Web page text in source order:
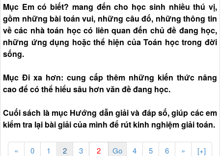
Mục Em có biết? mang đến cho học sinh nhiều thú vị,
gồm những bài toán vui, những câu đố, những thông tin
về các nhà toán học có liên quan đến chủ đề đang học,
những ứng dụng hoặc thể hiện của Toán học trong đời
sống.
Mục Đi xa hơn: cung cấp thêm những kiến thức nâng
cao để có thể hiểu sâu hơn văn đề đang học.
Cuối sách là mục Hướng dẫn giải và đáp số, giúp các em
kiểm tra lại bài giải của mình để rút kinh nghiệm giải toán.
« 0 1 2 3 4 5 6 » [+]